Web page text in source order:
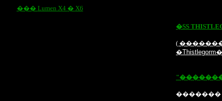
��� Lumen X4 � X6
�SS T
(
�������